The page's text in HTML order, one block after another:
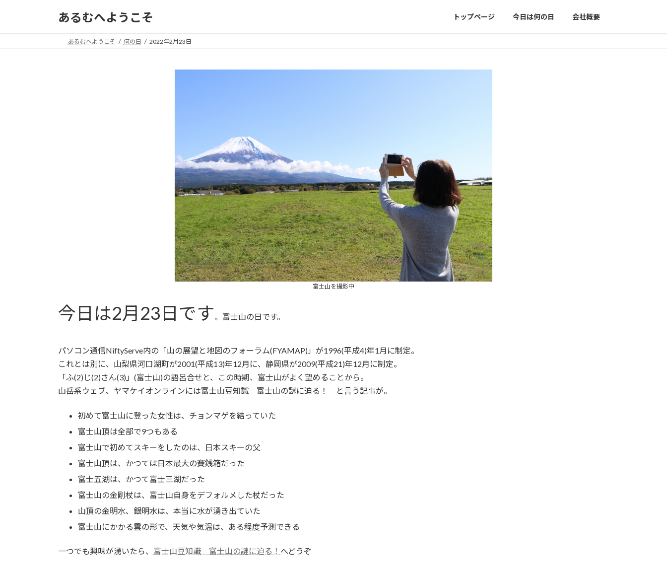
あるむへようこそ トップページ 今日は何の日 会社概要
あるむへようこそ 何の日 2022年2月23日
富士山を撮影中
今日は2月23日です。富士山の日です。
パソコン通信NiftyServe内の「山の展望と地図のフォーラム(FYAMAP)」が1996(平成4)年1月に制定。
これとは別に、山梨県河口湖町が2001(平成13)年12月に、静岡県が2009(平成21)年12月に制定。
「ふ(2)じ(2)さん(3)」(富士山)の語呂合せと、この時期、富士山がよく望めることから。
山岳系ウェブ、ヤマケイオンラインには富士山豆知識 富士山の謎に迫る！ と言う記事が。
初めて富士山に登った女性は、チョンマゲを結っていた
富士山頂は全部で9つもある
富士山で初めてスキーをしたのは、日本スキーの父
富士山頂は、かつては日本最大の賽銭箱だった
富士五湖は、かつて富士三湖だった
富士山の金剛杖は、富士山自身をデフォルメした杖だった
山頂の金明水、銀明水は、本当に水が湧き出ていた
富士山にかかる雲の形で、天気や気温は、ある程度予測できる
一つでも興味が湧いたら、 富士山豆知識 富士山の謎に迫る！ へどうぞ